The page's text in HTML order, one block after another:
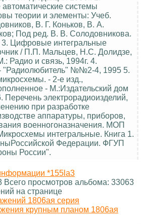
*155la3
Всего просмотров альбома: 33063
на странице
1806ая серия
крупным планом 1806ая